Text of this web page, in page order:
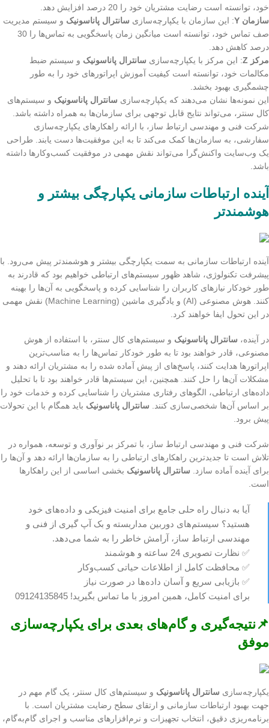
خود، توانسته است رضایت مشتریان خود را 20 درصد افزایش دهد.
سازمان Y
: این سازمان با یکپارچه‌سازی سانترال پاناسونیک و سیستم مدیریت
صف تماس خود، توانسته است میانگین زمان پاسخگویی به تماس‌ها را 30
درصد کاهش دهد.
مرکز Z
: این مرکز با یکپارچه‌سازی سانترال پاناسونیک و سیستم ضبط
مکالمات خود، توانسته است کیفیت آموزش اپراتورهای خود را به طور
چشمگیری بهبود بخشد.
این نمونه‌ها نشان می‌دهند که یکپارچه‌سازی سانترال پاناسونیک و سیستم‌های
کال سنتر، می‌تواند نتایج قابل توجهی برای سازمان‌ها به همراه داشته باشد.
شرکت فنی و مهندسی ارتباط ساز، با ارائه راهکارهای یکپارچه‌سازی
سفارشی، به سازمان‌ها کمک می‌کند تا به این موفقیت‌ها دست یابند. طراحی
یک وب‌سایت واکنش‌گرا می‌تواند نقش مهمی در موفقیت کسب‌وکارها داشته
باشد.
آینده ارتباطات سازمانی یکپارچگی بیشتر و
هوشمندتر
آینده ارتباطات سازمانی به سمت یکپارچگی بیشتر و هوشمندتر پیش می‌رود. با
پیشرفت تکنولوژی، شاهد ظهور سیستم‌های ارتباطی خواهیم بود که قادرند به
طور خودکار نیازهای کاربران را شناسایی کرده و پاسخگویی به آن‌ها را بهینه
کنند. هوش مصنوعی (AI) و یادگیری ماشین (Machine Learning) نقش مهمی
در این تحول ایفا خواهند کرد.
در آینده، سانترال پاناسونیک و سیستم‌های کال سنتر، با استفاده از هوش
مصنوعی، قادر خواهند بود تا به طور خودکار تماس‌ها را به مناسب‌ترین
اپراتورها هدایت کنند، پاسخ‌های از پیش آماده شده را به مشتریان ارائه دهند و
مشکلات آن‌ها را حل کنند. همچنین، این سیستم‌ها قادر خواهند بود تا با تحلیل
داده‌های ارتباطی، الگوهای رفتاری مشتریان را شناسایی کرده و خدمات خود را
بر اساس آن‌ها شخصی‌سازی کنند. سانترال پاناسونیک باید همگام با این تحولات
پیش برود.
شرکت فنی و مهندسی ارتباط ساز، با تمرکز بر نوآوری و توسعه، همواره در
تلاش است تا جدیدترین راهکارهای ارتباطی را به سازمان‌ها ارائه دهد و آن‌ها را
برای آینده آماده سازد. سانترال پاناسونیک بخشی اساسی از این راهکارها
است.
آیا به دنبال راه حلی جامع برای امنیت فیزیکی و داده‌های خود
هستید؟ سیستم‌های دوربین مداربسته و بک آپ گیری از فنی و
مهندسی ارتباط ساز، آرامش خاطر را به شما می‌دهد.
✅ نظارت تصویری 24 ساعته و هوشمند
✅ محافظت کامل از اطلاعات حیاتی کسب‌وکار
✅ بازیابی سریع و آسان داده‌ها در صورت نیاز
برای امنیت کامل، همین امروز با ما تماس بگیرید! 09124135845
📌نتیجه‌گیری و گام‌های بعدی برای یکپارچه‌سازی
موفق
یکپارچه‌سازی سانترال پاناسونیک و سیستم‌های کال سنتر، یک گام مهم در
جهت بهبود ارتباطات سازمانی و ارتقای سطح رضایت مشتریان است. با
برنامه‌ریزی دقیق، انتخاب تجهیزات و نرم‌افزارهای مناسب و اجرای گام‌به‌گام،